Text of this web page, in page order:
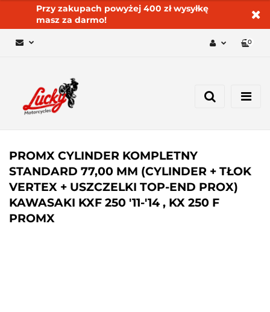
Przy zakupach powyżej 400 zł wysyłkę
masz za darmo!
Dodaj zgłoszenie
0
PROMX CYLINDER KOMPLETNY
STANDARD 77,00 MM (CYLINDER + TŁOK
VERTEX + USZCZELKI TOP-END PROX)
KAWASAKI KXF 250 '11-'14 , KX 250 F
PROMX